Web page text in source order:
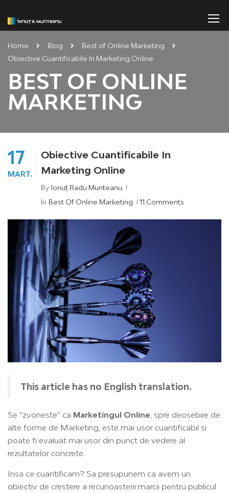
Home Blog
Best of Online Marketing
Obiective Cuantificabile In Marketing Online
BEST OF ONLINE
MARKETING
17
MART.
Obiective Cuantificabile In
Marketing Online
By Ionuț Radu Munteanu
In Best Of Online Marketing 11 Comments
This article has no English translation.
Se “zvoneste” ca Marketingul Online , spre deosebire de
alte forme de Marketing, este mai usor cuantificabil si
poate fi evaluat mai usor din punct de vedere al
rezultatelor concrete.
Insa ce cuantificam? Sa presupunem ca avem un
obiectiv de crestere a recunoasterii marcii pentru publicul